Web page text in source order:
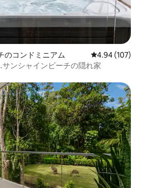
のコンドミニアム レビュー107
4.94 (107)
ンシャインビーチの隠れ家
スです。